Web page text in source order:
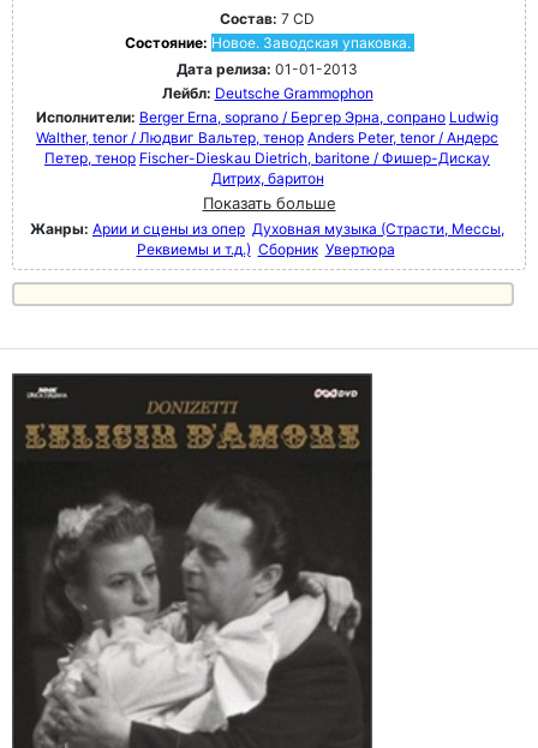
Состав: 7 CD
Состояние: Новое. Заводская упаковка.
Дата релиза: 01-01-2013
Лейбл: Deutsche Grammophon
Исполнители: Berger Erna, soprano / Бергер Эрна, сопрано Ludwig
Walther, tenor / Людвиг Вальтер, тенор Anders Peter, tenor / Андерс
Петер, тенор Fischer-Dieskau Dietrich, baritone / Фишер-Дискау
Дитрих, баритон
Показать больше
Жанры: Арии и сцены из опер Духовная музыка (Страсти, Мессы,
Реквиемы и т.д.) Сборник Увертюра